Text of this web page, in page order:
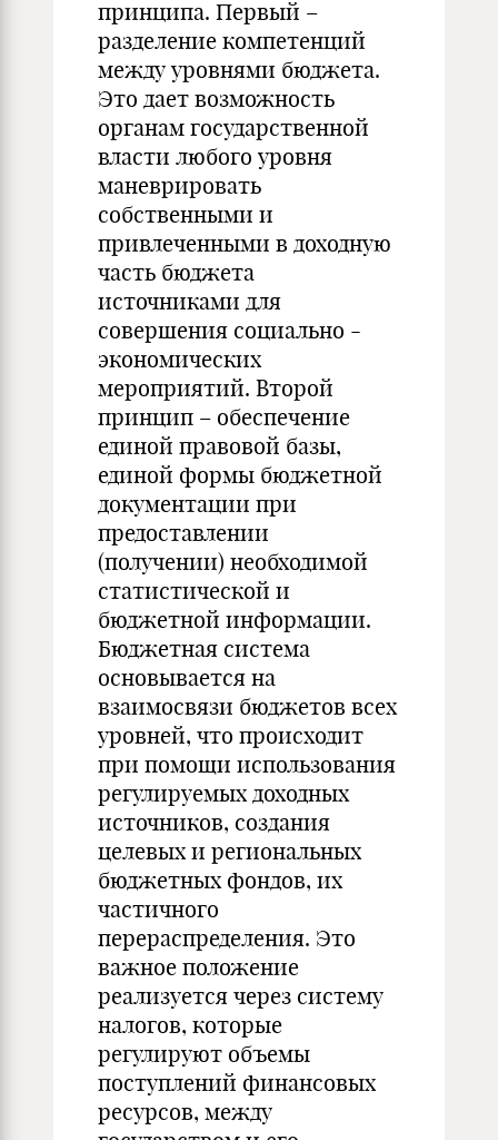
принципа. Первый –
разделение компетенций
между уровнями бюджета.
Это дает возможность
органам государственной
власти любого уровня
маневрировать
собственными и
привлеченными в доходную
часть бюджета
источниками для
совершения социально -
экономических
мероприятий. Второй
принцип – обеспечение
единой правовой базы,
единой формы бюджетной
документации при
предоставлении
(получении) необходимой
статистической и
бюджетной информации.
Бюджетная система
основывается на
взаимосвязи бюджетов всех
уровней, что происходит
при помощи использования
регулируемых доходных
источников, создания
целевых и региональных
бюджетных фондов, их
частичного
перераспределения. Это
важное положение
реализуется через систему
налогов, которые
регулируют объемы
поступлений финансовых
ресурсов, между